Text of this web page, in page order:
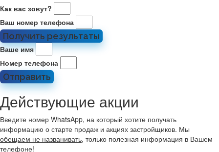
Как вас зовут?
Ваш номер телефона
Получить результаты
Ваше имя
Номер телефона
Отправить
Действующие акции
Введите номер WhatsApp, на который хотите получать
информацию о старте продаж и акциях застройщиков. Мы
обещаем не названивать, только полезная информация в Вашем
телефоне!